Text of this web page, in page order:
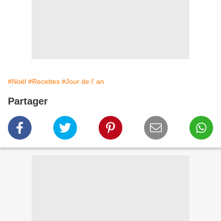
#Noël #Recettes #Jour de l' an
Partager